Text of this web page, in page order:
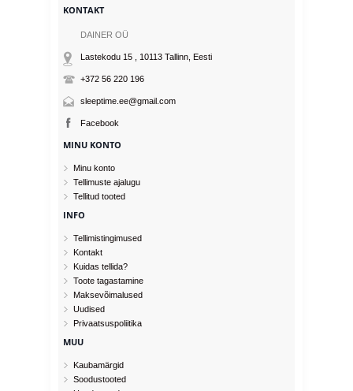
KONTAKT
DAINER OÜ
Lastekodu 15 , 10113 Tallinn , Eesti
+372 56 220 196
sleeptime.ee@gmail.com
Facebook
MINU KONTO
Minu konto
Tellimuste ajalugu
Tellitud tooted
INFO
Tellimistingimused
Kontakt
Kuidas tellida?
Toote tagastamine
Maksevõimalused
Uudised
Privaatsuspoliitika
MUU
Kaubamärgid
Soodustooted